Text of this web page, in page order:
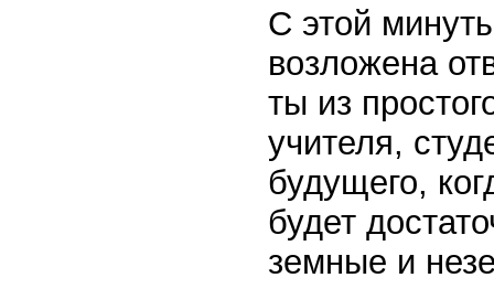
С этой
возложена
ты из
учителя,
будущего,
будет
земные и